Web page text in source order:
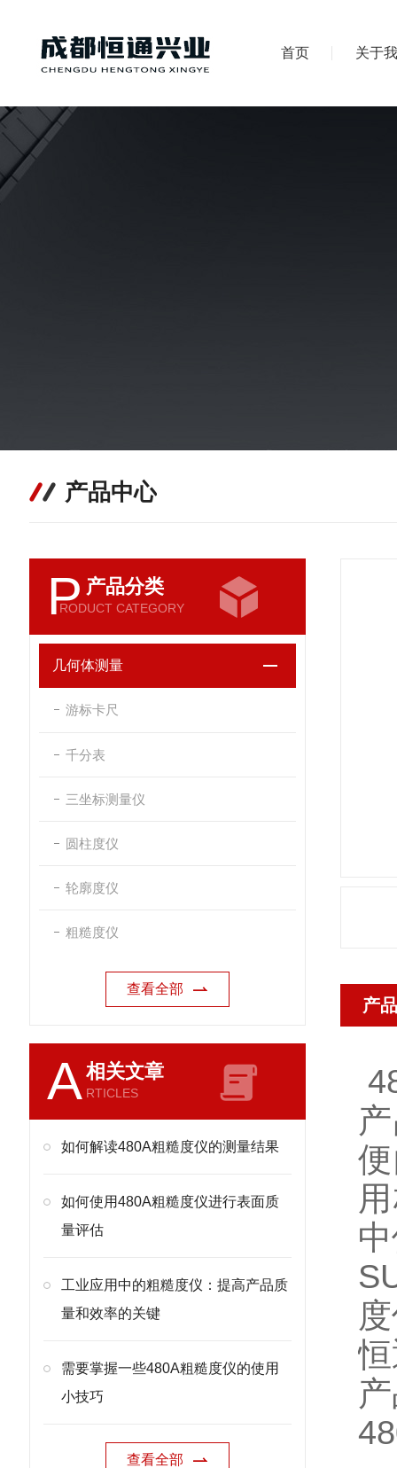
首页 关于
产品中心
P 产品分类
RODUCT CATEGORY
几何体测量
游标卡尺
千分表
三坐标测量仪
圆柱度仪
轮廓度仪
粗糙度仪
查看全部
A相关文章
RTICLES
如何解读480A粗糙度仪的测量结果
如何使用480A粗糙度仪进行表面质
量评估
工业应用中的粗糙度仪：提高产品质
量和效率的关键
需要掌握一些480A粗糙度仪的使用
小技巧
查看全部
产